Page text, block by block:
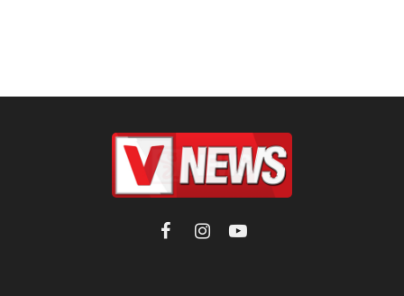
FacebookInstagramYouTube